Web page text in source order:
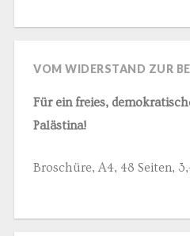
VOM WIDERSTAND ZUR
Für ein freies,
Palästina!
Broschüre, A4, 48 Seiten,